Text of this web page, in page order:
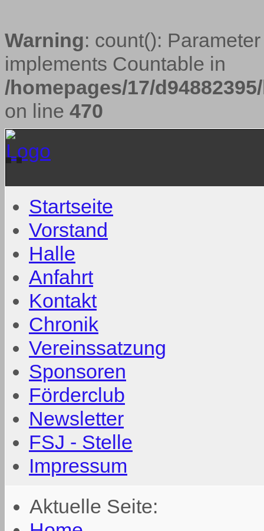
Warning: count():
implements Countable in
/homepages/17/
on line 470
Startseite
Vorstand
Halle
Anfahrt
Kontakt
Chronik
Vereinssatzung
Sponsoren
Förderclub
Newsletter
FSJ - Stelle
Impressum
Aktuelle Seite: